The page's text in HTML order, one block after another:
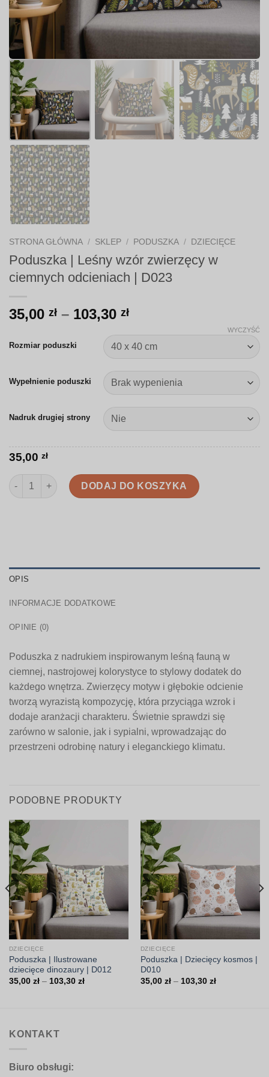
STRONA GŁÓWNA / SKLEP / PODUSZKA / DZIECIĘCE
Poduszka | Leśny wzór zwierzęcy w
ciemnych odcieniach | D023
35,00 zł – 103,30 złZakres
od
35,00 zł
do
103,30 zł
Rozmiar poduszki
Wypełnienie poduszki
Nadruk drugiej strony
WYCZYŚĆ
35,00 zł
ilość Poduszka | Leśny wzór zwierzęcy w ciemnych odcieniach
DODAJ DO KOSZYKA
OPIS
INFORMACJE DODATKOWE
OPINIE (0)
Poduszka z nadrukiem inspirowanym leśną fauną w
ciemnej, nastrojowej kolorystyce to stylowy dodatek do
każdego wnętrza. Zwierzęcy motyw i głębokie odcienie
tworzą wyrazistą kompozycję, która przyciąga wzrok i
dodaje aranżacji charakteru. Świetnie sprawdzi się
zarówno w salonie, jak i sypialni, wprowadzając do
przestrzeni odrobinę natury i eleganckiego klimatu.
PODOBNE PRODUKTY
DZIECIĘCE
Poduszka | Ilustrowane
dziecięce dinozaury | D012
35,00 zł – 103,30 złZakres
DZIECIĘCE
Poduszka | Dziecięcy kosmos |
D010
35,00 zł – 103,30 złZakres
KONTAKT
Biuro obsługi: